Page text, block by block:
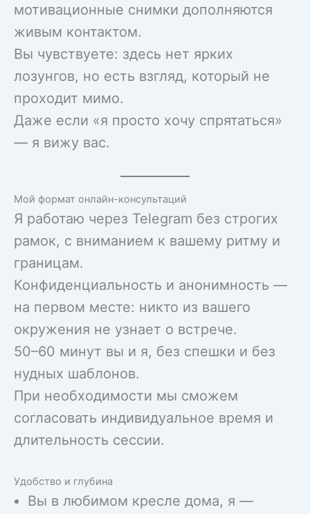
мотивационные снимки дополняются
живым контактом.
Вы чувствуете: здесь нет ярких
лозунгов, но есть взгляд, который не
проходит мимо.
Даже если «я просто хочу спрятаться»
— я вижу вас.
Мой формат онлайн-консультаций
Я работаю через Telegram без строгих
рамок, с вниманием к вашему ритму и
границам.
Конфиденциальность и анонимность —
на первом месте: никто из вашего
окружения не узнает о встрече.
50–60 минут вы и я, без спешки и без
нудных шаблонов.
При необходимости мы сможем
согласовать индивидуальное время и
длительность сессии.
Удобство и глубина
Вы в любимом кресле дома, я —